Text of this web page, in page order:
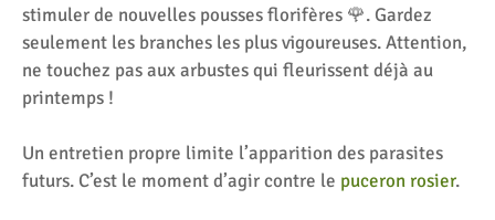
stimuler de nouvelles pousses florifères 🌹. Gardez
seulement les branches les plus vigoureuses. Attention,
ne touchez pas aux arbustes qui fleurissent déjà au
printemps !
Un entretien propre limite l’apparition des parasites
futurs. C’est le moment d’agir contre le puceron rosier.